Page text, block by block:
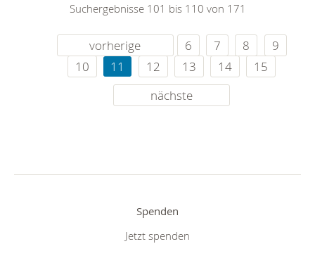
Suchergebnisse 101 bis 110 von 171
vorherige 6 7 8
9
10
11 12 13 14
15
nächste
Spenden
Jetzt spenden